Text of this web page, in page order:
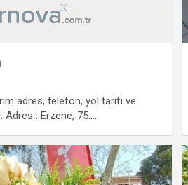
adres, telefon, yol tarifi ve
Adres : Erzene, 75.…